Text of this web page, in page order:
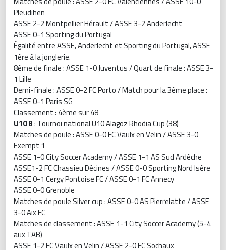
Pleudihen
ASSE 2-2 Montpellier Hérault / ASSE 3-2 Anderlecht
ASSE 0-1 Sporting du Portugal
Égalité entre ASSE, Anderlecht et Sporting du Portugal, ASSE
1ère à la jonglerie.
8ème de finale : ASSE 1-0 Juventus / Quart de finale : ASSE 3-
1 Lille
Demi-finale : ASSE 0-2 FC Porto / Match pour la 3ème place :
ASSE 0-1 Paris SG
Classement : 4ème sur 48
U10 B: Tournoi national U10 Alagoz Rhodia Cup (38)
Matches de poule : ASSE 0-0 FC Vaulx en Velin / ASSE 3-0
Exempt 1
ASSE 1-0 City Soccer Academy / ASSE 1-1 AS Sud Ardèche
ASSE1-2 FC Chassieu Décines / ASSE 0-0 Sporting Nord Isère
ASSE 0-1 Cergy Pontoise FC / ASSE 0-1 FC Annecy
ASSE 0-0 Grenoble
Matches de poule Silver cup : ASSE 0-0 AS Pierrelatte / ASSE
3-0 Aix FC
Matches de classement : ASSE 1-1 City Soccer Academy (5-4
aux TAB)
ASSE 1-2 FC Vaulx en Velin / ASSE 2-0 FC Sochaux